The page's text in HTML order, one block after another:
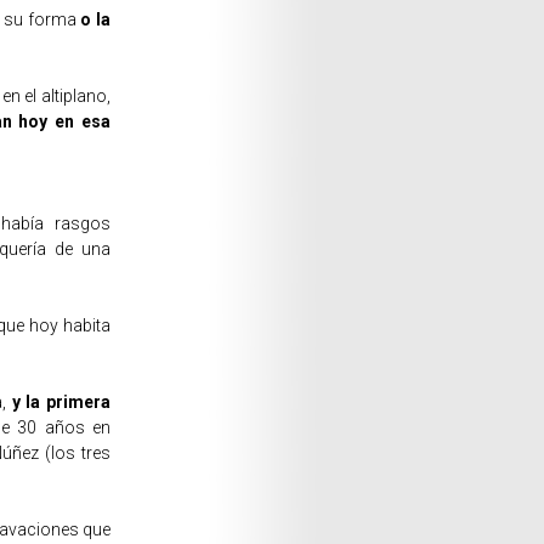
su forma o la
el altiplano,
hoy en esa
rasgos
de una
hoy habita
y la primera
30 años en
(los tres
que